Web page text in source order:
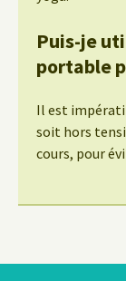
Puis-je
portable
Il est
soit hors
cours, pour